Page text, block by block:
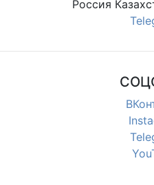
Россия